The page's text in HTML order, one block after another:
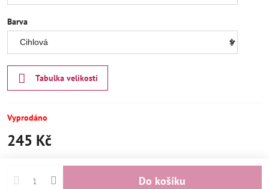
Barva
Tabulka velikostí
Vyprodáno
245 Kč
Do košíku